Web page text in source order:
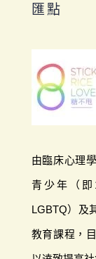
匯點
由臨床心理
青少年（
LGBTQ）及
教育課程，